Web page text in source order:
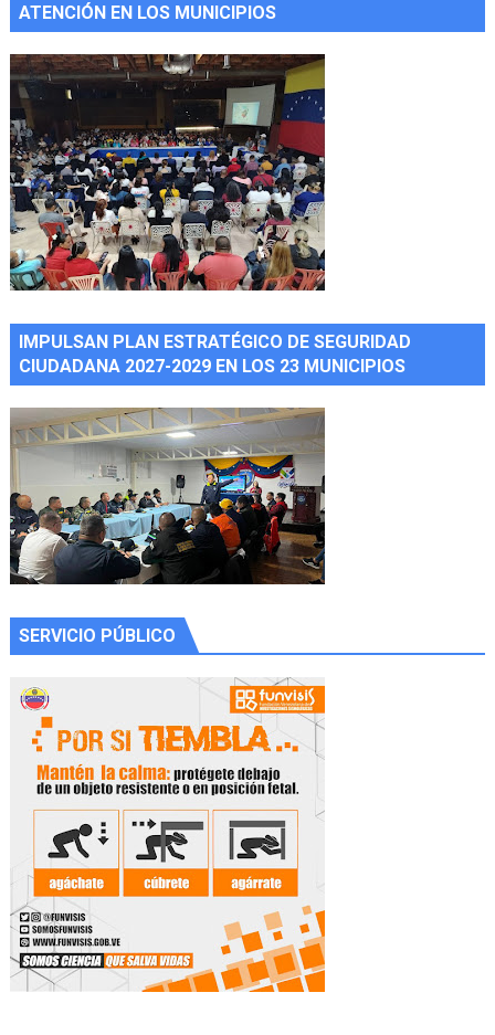
ATENCIÓN EN LOS MUNICIPIOS
IMPULSAN PLAN ESTRATÉGICO DE SEGURIDAD
CIUDADANA 2027-2029 EN LOS 23 MUNICIPIOS
SERVICIO PÚBLICO